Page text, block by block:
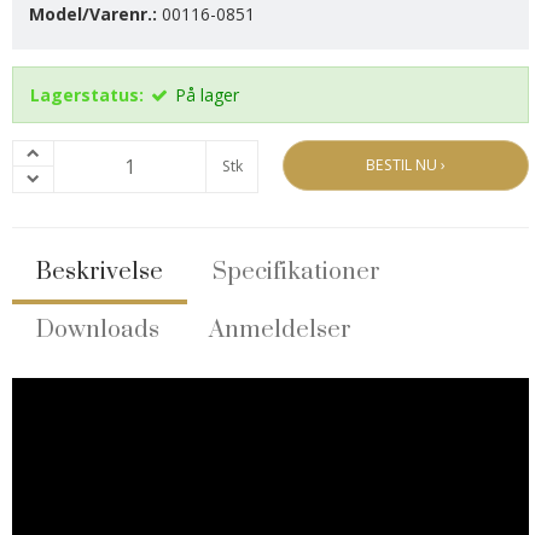
Model/Varenr.: 00116-0851
Lagerstatus: På lager
Stk BESTIL NU ›
Beskrivelse
Specifikationer
Downloads
Anmeldelser